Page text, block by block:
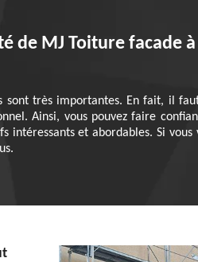
MJ Toiture facade
sont très importantes. En fait, il
Ainsi, vous pouvez faire
et abordables. Si